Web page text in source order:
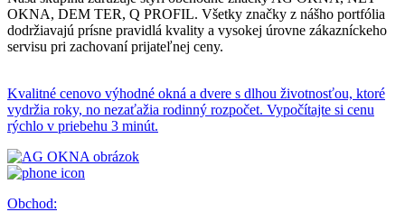
OKNA, DEM TER, Q PROFIL. Všetky značky z nášho portfólia
dodržiavajú prísne pravidlá kvality a vysokej úrovne zákazníckeho
servisu pri zachovaní prijateľnej ceny.
Kvalitné cenovo výhodné okná a dvere s dlhou životnosťou, ktoré
vydržia roky, no nezaťažia rodinný rozpočet. Vypočítajte si cenu
rýchlo v priebehu 3 minút.
Obchod: